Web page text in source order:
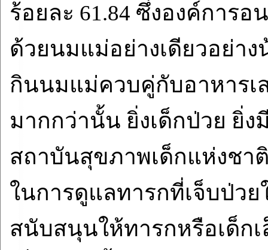
ร้อยละ 61.84 ซึ่งองค์การ
ด้วยนมแม่อย่างเดียวอย่าง
กินนมแม่ควบคู่กับอาหารเ
มากกว่านั้น ยิ่งเด็กป่วย ยิ่
สถาบันสุขภาพเด็กแห่งช
ในการดูแลทารกที่เจ็บป่ว
สนับสนุนให้ทารกหรือเด็ก